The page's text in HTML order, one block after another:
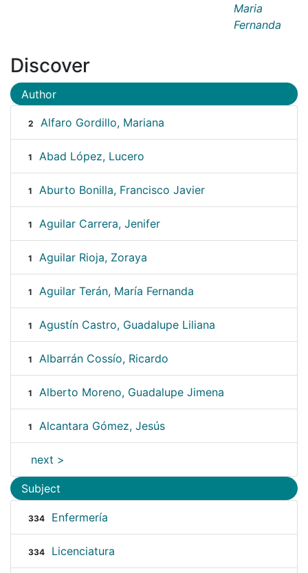
Maria
Fernanda
Discover
Author
2 Alfaro Gordillo, Mariana
1 Abad López, Lucero
1 Aburto Bonilla, Francisco Javier
1 Aguilar Carrera, Jenifer
1 Aguilar Rioja, Zoraya
1 Aguilar Terán, María Fernanda
1 Agustín Castro, Guadalupe Liliana
1 Albarrán Cossío, Ricardo
1 Alberto Moreno, Guadalupe Jimena
1 Alcantara Gómez, Jesús
next >
Subject
334 Enfermería
334 Licenciatura